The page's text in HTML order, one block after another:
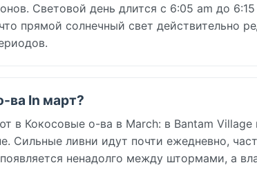
Световой день длится с 6:05 am до
прямой солнечный свет действительно
ва In март?
в Кокосовые о-ва в March: в Bantam
Сильные ливни идут почти ежедневно,
ненадолго между штормами, а